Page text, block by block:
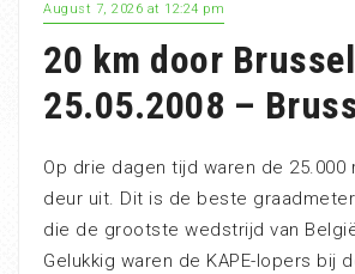
August 7, 2026 at 12:24 pm
20 km door
25.05.2008 –
Op drie dagen tijd waren de 25.000
deur uit. Dit is de beste
die de grootste wedstrijd van
Gelukkig waren de KAPE-lopers bij